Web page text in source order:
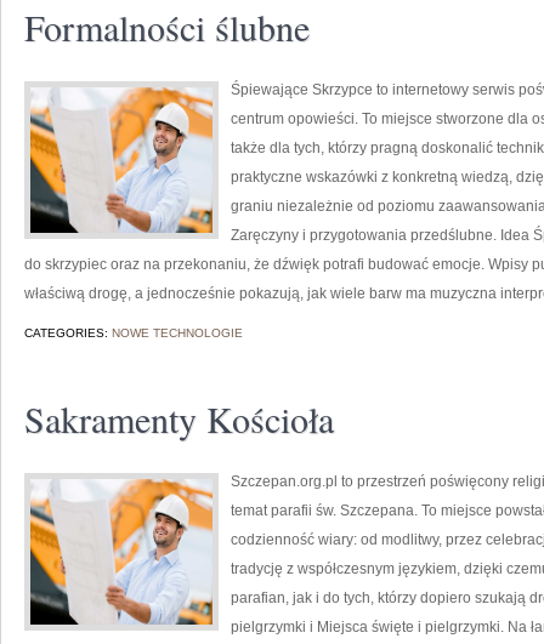
Formalności ślubne
Śpiewające Skrzypce to internetowy serwis
centrum opowieści. To miejsce stworzone dla
także dla tych, którzy pragną doskonalić
praktyczne wskazówki z konkretną wiedzą,
graniu niezależnie od poziomu
Zaręczyny i przygotowania przedślubne. Idea
do skrzypiec oraz na przekonaniu, że dźwięk potrafi budować emocje. Wpisy
właściwą drogę, a jednocześnie pokazują, jak wiele barw ma muzyczna
CATEGORIES: NOWE TECHNOLOGIE
Sakramenty Kościoła
Szczepan.org.pl to przestrzeń poświęcony
temat parafii św. Szczepana. To miejsce
codzienność wiary: od modlitwy, przez
tradycję z współczesnym językiem, dzięki
parafian, jak i do tych, którzy dopiero szukają
pielgrzymki i Miejsca święte i pielgrzymki. Na